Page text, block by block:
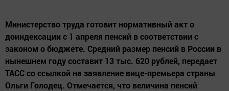
Министерство труда готовит нормативный акт о
доиндексации с 1 апреля пенсий в соответствии с
законом о бюджете. Средний размер пенсий в России в
нынешнем году составит 13 тыс. 620 рублей, передает
ТАСС со ссылкой на заявление вице-премьера страны
Ольги Голодец. Отмечается, что величина пенсий